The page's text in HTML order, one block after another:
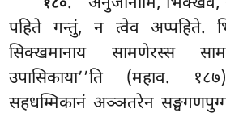
१८०
पहिते गन्तुं, न त्वेव अप्पहिते.
सिक्खमानाय सामणेरस्स
उपासिकाया’’ति (महाव.
सहधम्मिकानं अञ्ञतरेन